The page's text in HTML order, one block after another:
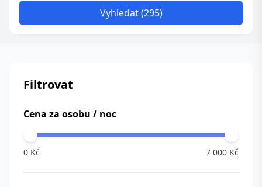
Vyhledat (295)
Filtrovat
Cena za osobu / noc
0 Kč 7 000 Kč